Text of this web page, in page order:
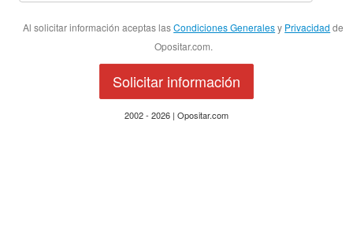
Al solicitar información aceptas lasCondiciones Generalesy Privacidad de
Opositar.com.
Solicitar información
2002 - 2026 | Opositar.com